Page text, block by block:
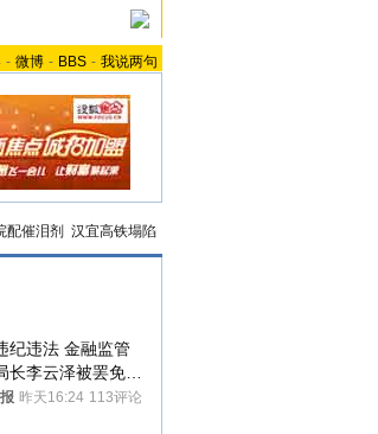
- 微博 - BBS - 我说两句
配催泪剂 汉宜高铁塌陷
纪违法 金融监管
长李云泽被罢免全
表昨天16:24 113评论